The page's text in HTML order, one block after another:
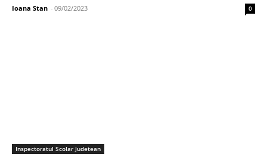
Ioana Stan - 09/02/2023 0
Inspectoratul Scolar Judetean